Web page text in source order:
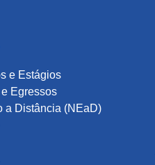
e Estágios
Egressos
a Distância (NEaD)